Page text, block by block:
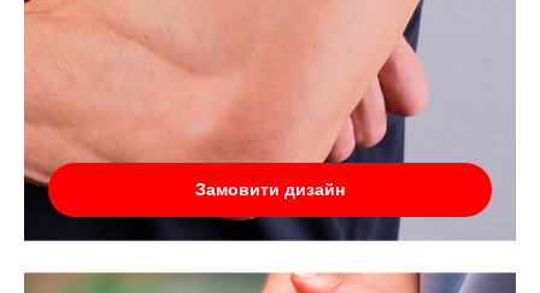
Замовити дизайн